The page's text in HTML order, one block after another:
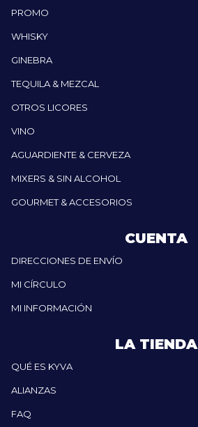
PROMO
WHISKY
GINEBRA
TEQUILA & MEZCAL
OTROS LICORES
VINO
AGUARDIENTE & CERVEZA
MIXERS & SIN ALCOHOL
GOURMET & ACCESORIOS
CUENTA
DIRECCIONES DE ENVÍO
MI CÍRCULO
MI INFORMACIÓN
LA TIENDA
QUÉ ES KYVA
ALIANZAS
FAQ